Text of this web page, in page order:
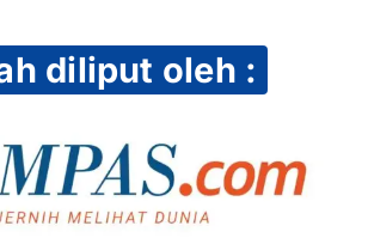
diliput oleh :